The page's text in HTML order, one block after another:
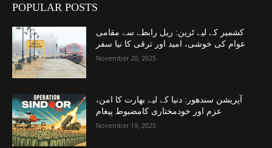
POPULAR POSTS
کشمیر کے لیے ٹرین: ریل رابطے سے مقامی
عوام کی خوشی، امید اور ترقی کا نیا سفر
November 20, 2025
آپریشن سندھور: دنیا کے لیے بھارت کا امن،
عزم اور خودمختاری کامضبوط پیغام
November 19, 2025